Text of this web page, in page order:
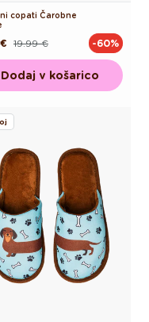
copati Čarobne
19.99 € -60%
Dodaj v košarico